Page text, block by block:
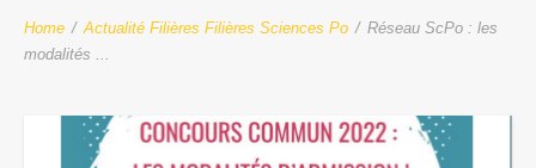
Home / Actualité Filières Filières Sciences Po / Réseau ScPo : les
modalités ...